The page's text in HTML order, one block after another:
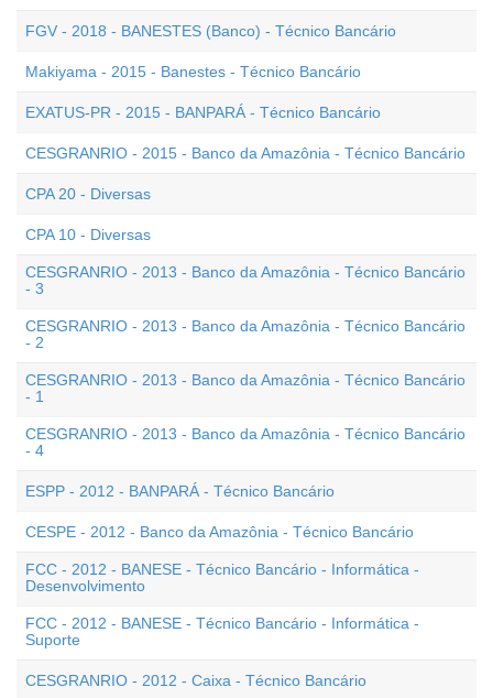
FGV - 2018 - BANESTES (Banco) - Técnico Bancário
Makiyama - 2015 - Banestes - Técnico Bancário
EXATUS-PR - 2015 - BANPARÁ - Técnico Bancário
CESGRANRIO - 2015 - Banco da Amazônia - Técnico Bancário
CPA 20 - Diversas
CPA 10 - Diversas
CESGRANRIO - 2013 - Banco da Amazônia - Técnico Bancário
- 3
CESGRANRIO - 2013 - Banco da Amazônia - Técnico Bancário
- 2
CESGRANRIO - 2013 - Banco da Amazônia - Técnico Bancário
- 1
CESGRANRIO - 2013 - Banco da Amazônia - Técnico Bancário
- 4
ESPP - 2012 - BANPARÁ - Técnico Bancário
CESPE - 2012 - Banco da Amazônia - Técnico Bancário
FCC - 2012 - BANESE - Técnico Bancário - Informática -
Desenvolvimento
FCC - 2012 - BANESE - Técnico Bancário - Informática -
Suporte
CESGRANRIO - 2012 - Caixa - Técnico Bancário